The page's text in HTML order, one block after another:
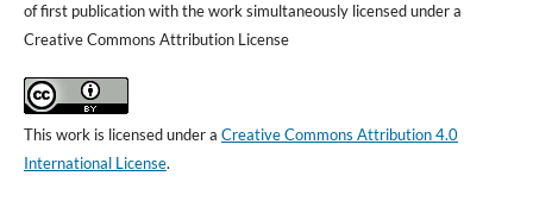
of first publication with the work simultaneously licensed under a
Creative Commons Attribution License
This work is licensed under a Creative Commons Attribution 4.0
International License.